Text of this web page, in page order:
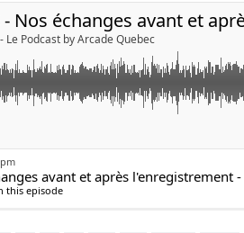
Le Podcast by Arcade Quebec
#HogwartsLegacy
avant et après l'enregistrement
this episode